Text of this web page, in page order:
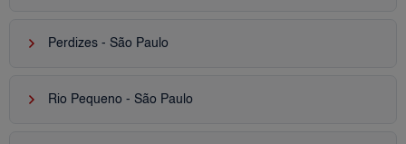
keyboard_arrow_right Perdizes - São Paulo
keyboard_arrow_right Rio Pequeno - São Paulo